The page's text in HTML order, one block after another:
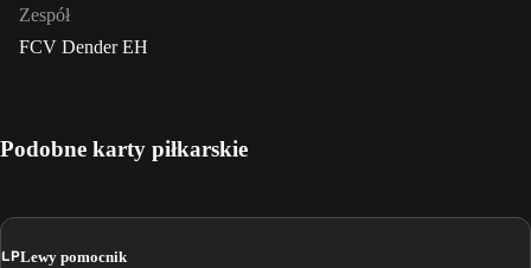
Zespół
FCV Dender EH
Podobne karty piłkarskie
LPLewy pomocnik